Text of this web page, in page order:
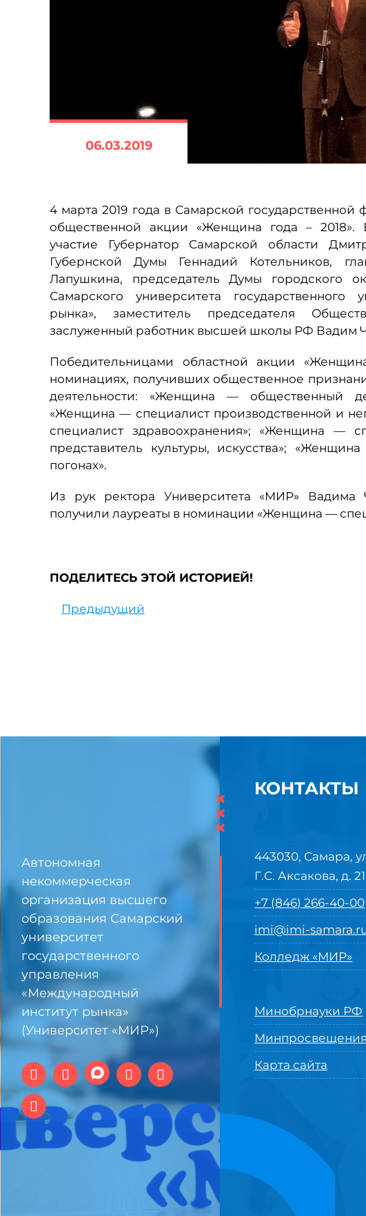
06.03.2019
4 марта 2019 года в Самарской
общественной акции «Женщина года –
участие Губернатор Самарской области
Губернской Думы Геннадий Котельников,
Лапушкина, председатель Думы городского
Самарского университета государственного
рынка», заместитель председателя
заслуженный работник высшей школы РФ Вадим
Победительницами областной акции
номинациях, получивших общественное
деятельности: «Женщина — общественный
«Женщина — специалист производственной и
специалист здравоохранения»; «Женщина —
представитель культуры, искусства»;
погонах».
Из рук ректора Университета «МИР»
получили лауреаты в номинации «Женщина —
ПОДЕЛИТЕСЬ ЭТОЙ ИСТОРИЕЙ!
Предыдущий
Автономная
некоммерческая
организация высшего
образования Самарский
университет
государственного
управления
«Международный
институт рынка»
(Университет «МИР»)
×
×
×
КОНТАКТЫ
443030, Самара,
Г.С. Аксакова, д. 21
+7 (846) 266-40-00
imi@imi-
Колледж «МИР»
Минобрнауки РФ
Карта сайта